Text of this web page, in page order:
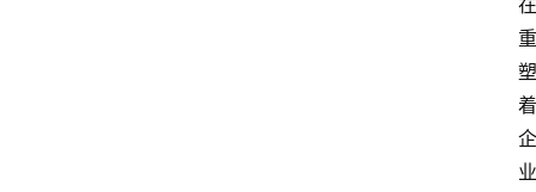
在
重
塑
着
企
业